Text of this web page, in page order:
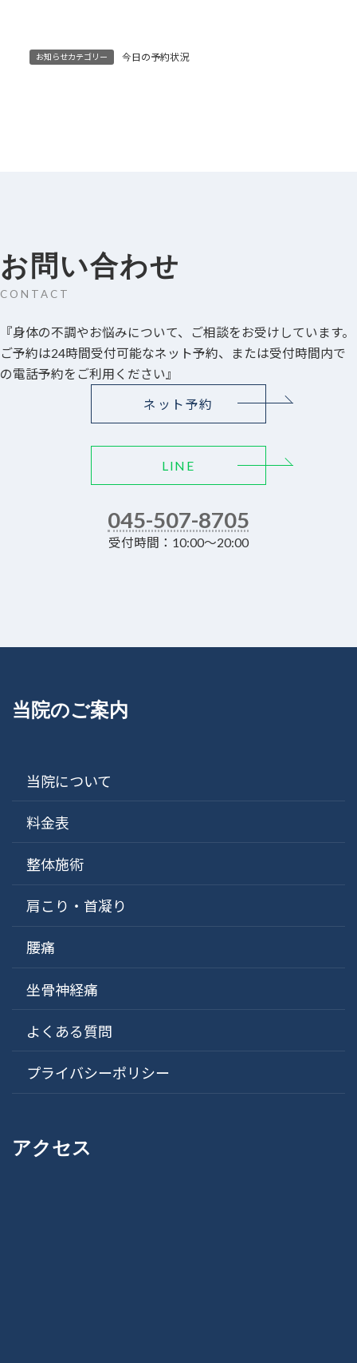
お知らせカテゴリー 今日の予約状況
お問い合わせ
CONTACT
『身体の不調やお悩みについて、ご相談をお受けしています。
ご予約は24時間受付可能なネット予約、または受付時間内で
の電話予約をご利用ください』
ネット予約
LINE
045-507-8705
受付時間：10:00～20:00
当院のご案内
当院について
料金表
整体施術
肩こり・首凝り
腰痛
坐骨神経痛
よくある質問
プライバシーポリシー
アクセス